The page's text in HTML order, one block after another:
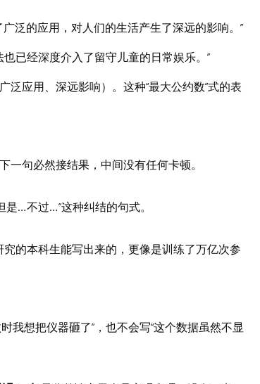
泛的应用，对人们的生活产生了深远的影响。”
已经深度介入了留守儿童的日常娱乐。”
应用、深远影响）。这种“最大公约数”式的表
句必然接结果，中间没有任何卡顿。
是…不过…”这种纠结的句式。
的本科生能写出来的，更像是训练了万亿次参
我想把仪器砸了”，也不会写“这个数据虽然不显